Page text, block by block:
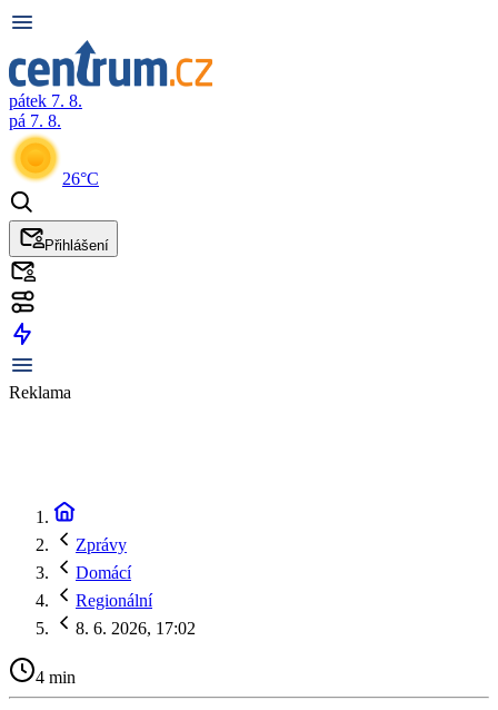
pátek 7. 8.
pá 7. 8.
26°C
Přihlášení
Reklama
Zprávy
Domácí
Regionální
8. 6. 2026, 17:02
4 min